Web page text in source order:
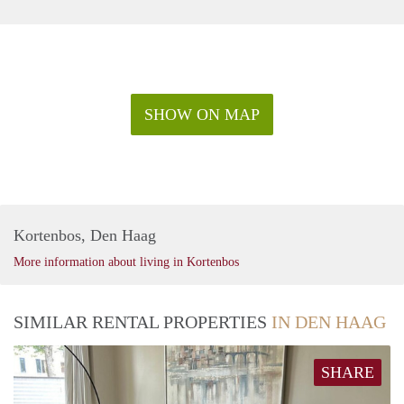
hectiek van de stad? Het nabijgelegen Haagse Bos is een
heerlijk stadsbos om te wandelen en te luieren.
SHOW ON MAP
Kortenbos, Den Haag
More information about living in Kortenbos
SIMILAR RENTAL PROPERTIES IN DEN HAAG
SHARE